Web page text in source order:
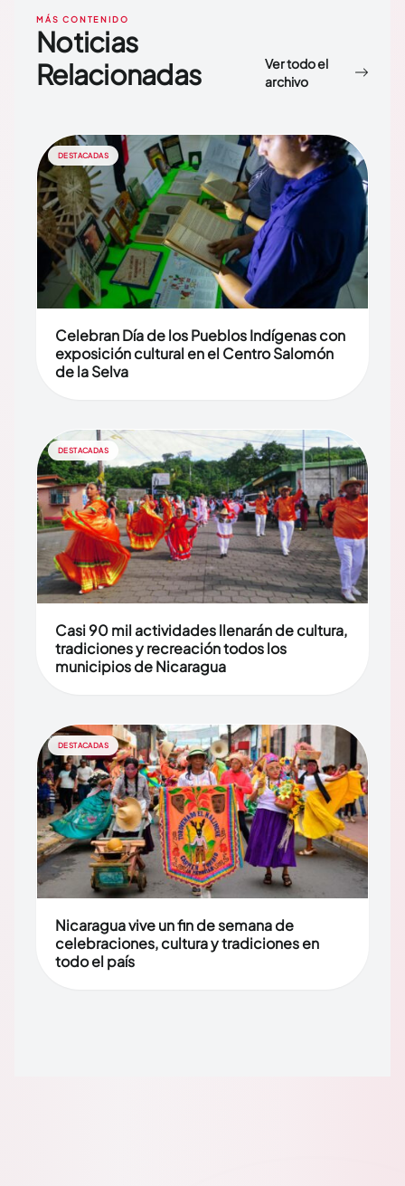
MÁS CONTENIDO
Noticias
Relacionadas
Ver todo el
archivo
DESTACADAS
Celebran Día de los Pueblos Indígenas con
exposición cultural en el Centro Salomón
de la Selva
DESTACADAS
Casi 90 mil actividades llenarán de cultura,
tradiciones y recreación todos los
municipios de Nicaragua
DESTACADAS
Nicaragua vive un fin de semana de
celebraciones, cultura y tradiciones en
todo el país